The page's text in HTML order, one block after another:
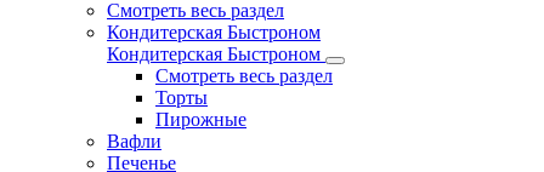
Смотреть весь раздел
Кондитерская Быстроном
Кондитерская Быстроном
Смотреть весь раздел
Торты
Пирожные
Вафли
Печенье